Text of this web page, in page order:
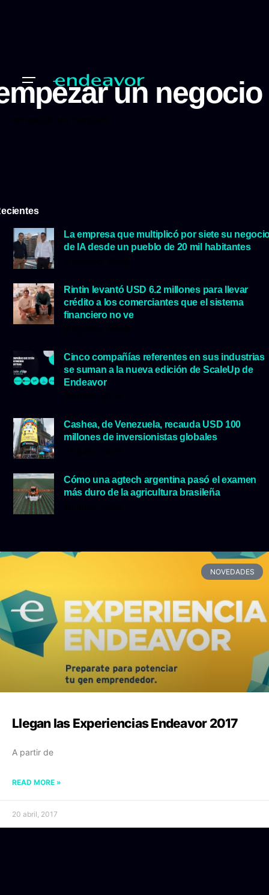
un negocio
La empresa que multiplicó por siete su
de IA desde un pueblo de 20 mil habitantes
Rintin levantó USD 6.2 millones para llevar
crédito a los comerciantes que el sistema
financiero no ve
Cinco compañías referentes en sus industrias
se suman a la nueva edición de ScaleUp de
Endeavor
Cashea, de Venezuela, recauda USD 100
millones de inversionistas globales
Cómo una agtech argentina pasó el examen
más duro de la agricultura brasileña
NOVEDADES
Llegan las Experiencias Endeavor 2017
A partir de
READ MORE »
20 abril, 2017